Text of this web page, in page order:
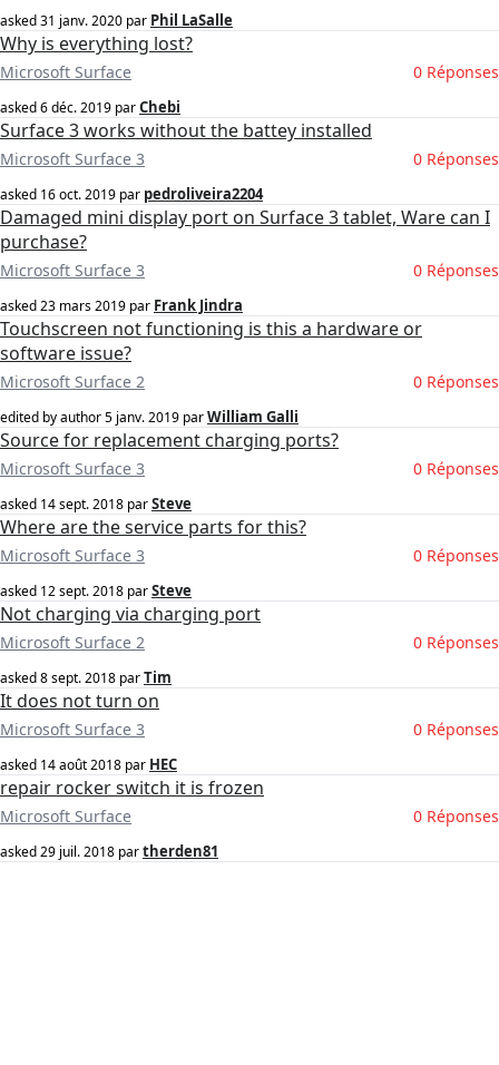
asked31 janv. 2020 par Phil LaSalle
Why is everything lost?
Microsoft Surface 0 Réponses
asked6 déc. 2019 parChebi
Surface 3 works without the battey installed
Microsoft Surface 3 0 Réponses
asked 16 oct. 2019 par pedroliveira2204
Damaged mini display port on Surface 3 tablet, Ware can I
purchase?
Microsoft Surface 3 0 Réponses
asked23 mars 2019 par Frank Jindra
Touchscreen not functioning is this a hardware or
software issue?
Microsoft Surface 2 0 Réponses
edited by author5 janv. 2019 parWilliam Galli
Source for replacement charging ports?
Microsoft Surface 3 0 Réponses
asked 14 sept. 2018 parSteve
Where are the service parts for this?
Microsoft Surface 3 0 Réponses
asked 12 sept. 2018 parSteve
Not charging via charging port
Microsoft Surface 2 0 Réponses
asked8 sept. 2018 parTim
It does not turn on
Microsoft Surface 3 0 Réponses
asked 14 août 2018 par HEC
repair rocker switch it is frozen
Microsoft Surface 0 Réponses
asked29 juil. 2018 partherden81